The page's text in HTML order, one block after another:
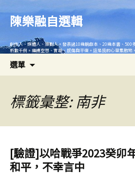
內
陳樂融自選輯
創作人、媒體人、策劃人。發表過10幾齣劇本、20幾本書、500
析數千例。繼續空想、實踐、感傷與平復。這是我的心靈集散地。
選單
標籤彙整: 南非
[驗證]以哈戰爭2023癸卯
和平，不幸言中